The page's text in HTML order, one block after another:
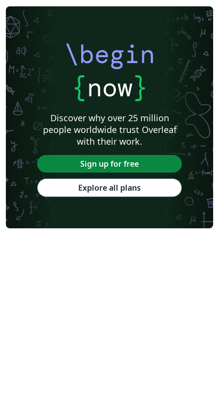
\begin
{now}
Discover why over 25 million
people worldwide trust Overleaf
with their work.
Sign up for free
Explore all plans